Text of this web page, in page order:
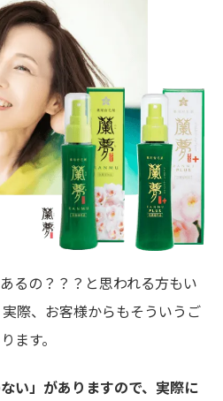
るの？？？と思われる方もい
際、お客様からもそういうご
ます。
い」がありますので、実際に